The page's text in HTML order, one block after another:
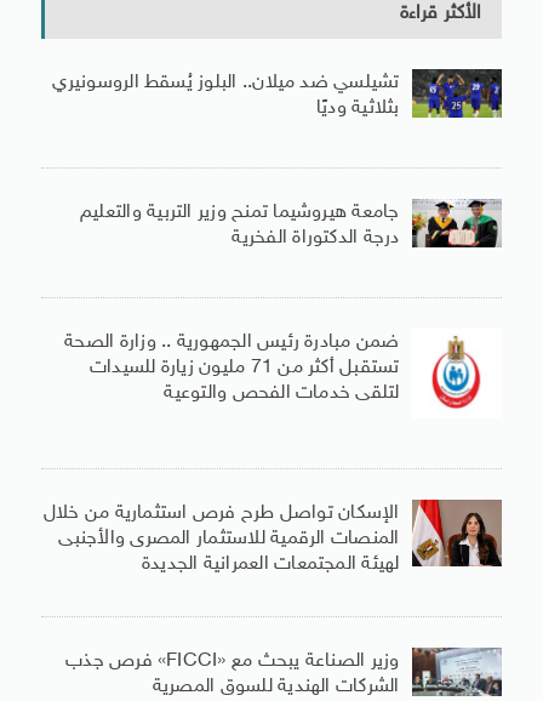
الأكثر قراءة
تشيلسي ضد ميلان.. البلوز يُسقط الروسونيري
بثلاثية وديًا
جامعة هيروشيما تمنح وزير التربية والتعليم
درجة الدكتوراة الفخرية
ضمن مبادرة رئيس الجمهورية .. وزارة الصحة
تستقبل أكثر من 71 مليون زيارة للسيدات
لتلقى خدمات الفحص والتوعية
الإسكان تواصل طرح فرص استثمارية من خلال
المنصات الرقمية للاستثمار المصرى والأجنبى
لهيئة المجتمعات العمرانية الجديدة
وزير الصناعة يبحث مع «FICCI» فرص جذب
الشركات الهندية للسوق المصرية